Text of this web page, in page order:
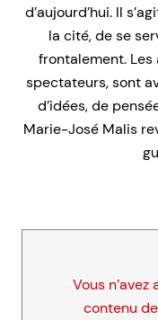
d’aujourd’hui. Il
la cité, de se
frontalement.
spectateurs, sont
d’idées, de
Marie-José Malis
Vous
contenu